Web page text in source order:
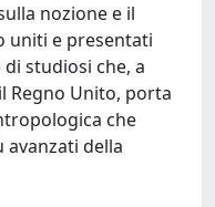
nozione e il
uniti e presentati
studiosi che, a
Regno Unito, porta
che
della